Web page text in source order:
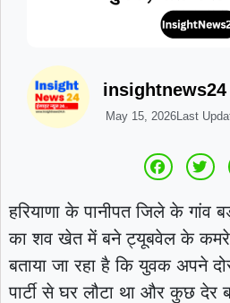
insightnews24
May 15, 2026Last
हरियाणा के पानीपत जिले के गांव
का शव खेत में बने ट्यूबवेल के कमरे
बताया जा रहा है कि युवक अपने
पार्टी से घर लौटा था और कुछ